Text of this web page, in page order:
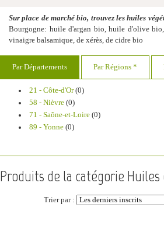
Sur place de marché bio, trouvez les huiles
Bourgogne: huile d'argan bio, huile d'olive
vinaigre balsamique, de xérès, de cidre bio
Par Départements Par Régions *
21 - Côte-d'Or(0)
58 - Nièvre(0)
71 - Saône-et-Loire(0)
89 - Yonne(0)
Produits de la catégorie Huiles
Trier par :